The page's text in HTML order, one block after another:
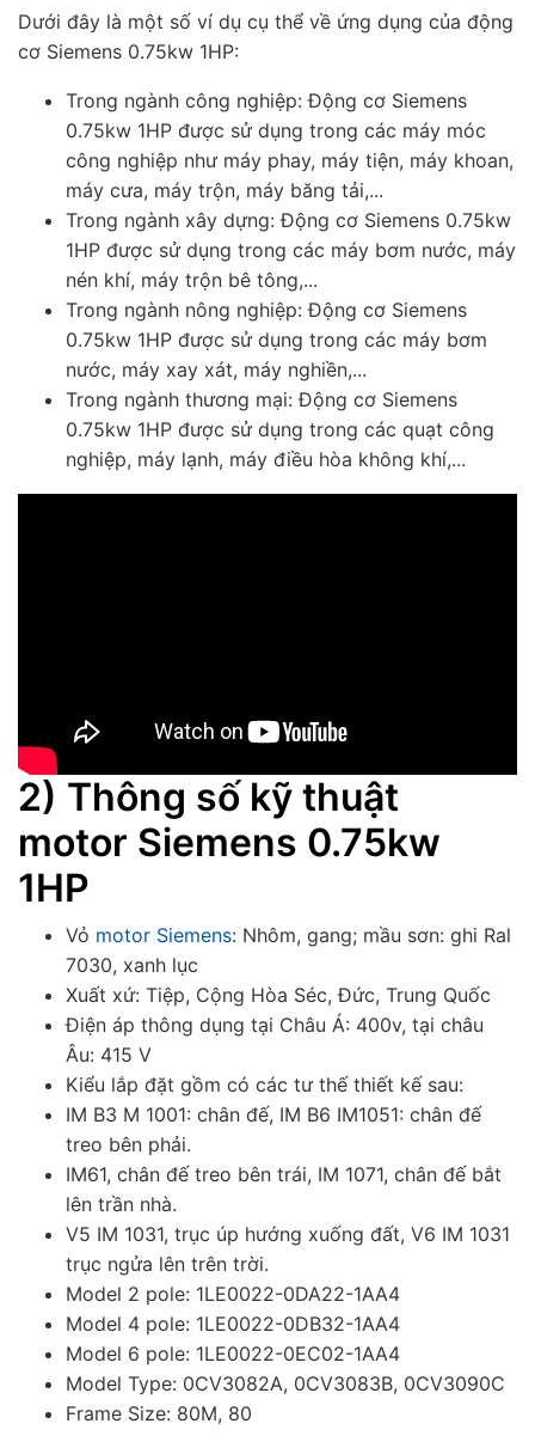
Dưới đây là một số ví dụ cụ thể về ứng dụng của động
cơ Siemens 0.75kw 1HP:
Trong ngành công nghiệp: Động cơ Siemens
0.75kw 1HP được sử dụng trong các máy móc
công nghiệp như máy phay, máy tiện, máy khoan,
máy cưa, máy trộn, máy băng tải,...
Trong ngành xây dựng: Động cơ Siemens 0.75kw
1HP được sử dụng trong các máy bơm nước, máy
nén khí, máy trộn bê tông,...
Trong ngành nông nghiệp: Động cơ Siemens
0.75kw 1HP được sử dụng trong các máy bơm
nước, máy xay xát, máy nghiền,...
Trong ngành thương mại: Động cơ Siemens
0.75kw 1HP được sử dụng trong các quạt công
nghiệp, máy lạnh, máy điều hòa không khí,...
2) Thông số kỹ thuật
motor Siemens 0.75kw
1HP
Vỏ motor Siemens: Nhôm, gang; mầu sơn: ghi Ral
7030, xanh lục
Xuất xứ: Tiệp, Cộng Hòa Séc, Đức, Trung Quốc
Điện áp thông dụng tại Châu Á: 400v, tại châu
Âu: 415 V
Kiểu lắp đặt gồm có các tư thế thiết kế sau:
IM B3 M 1001: chân đế, IM B6 IM1051: chân đế
treo bên phải.
IM61, chân đế treo bên trái, IM 1071, chân đế bắt
lên trần nhà.
V5 IM 1031, trục úp hướng xuống đất, V6 IM 1031
trục ngửa lên trên trời.
Model 2 pole: 1LE0022-0DA22-1AA4
Model 4 pole: 1LE0022-0DB32-1AA4
Model 6 pole: 1LE0022-0EC02-1AA4
Model Type: 0CV3082A, 0CV3083B, 0CV3090C
Frame Size: 80M, 80